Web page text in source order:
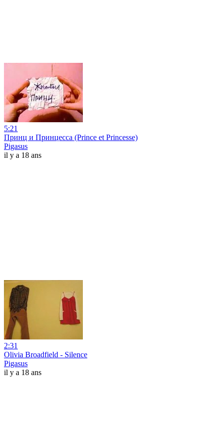
5:21
Принц и Принцесса (Prince et Princesse)
Pigasus
il y a 18 ans
2:31
Olivia Broadfield - Silence
Pigasus
il y a 18 ans